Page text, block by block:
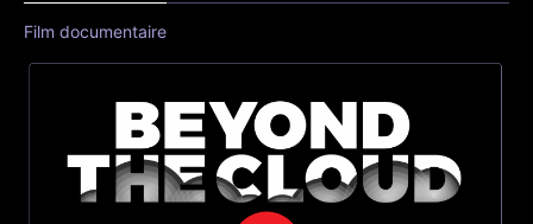
Film documentaire